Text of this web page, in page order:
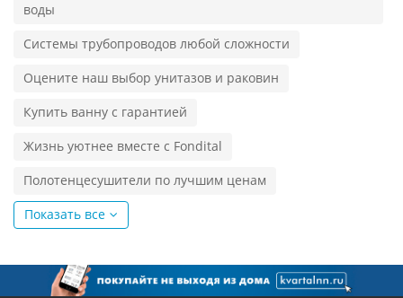
воды
Системы трубопроводов любой сложности
Оцените наш выбор унитазов и раковин
Купить ванну с гарантией
Жизнь уютнее вместе с Fondital
Полотенцесушители по лучшим ценам
Показать все